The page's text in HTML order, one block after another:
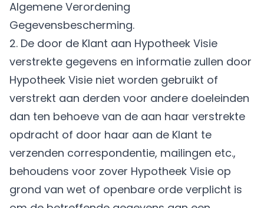
Algemene Verordening
Gegevensbescherming.
2. De door de Klant aan Hypotheek Visie
verstrekte gegevens en informatie zullen door
Hypotheek Visie niet worden gebruikt of
verstrekt aan derden voor andere doeleinden
dan ten behoeve van de aan haar verstrekte
opdracht of door haar aan de Klant te
verzenden correspondentie, mailingen etc.,
behoudens voor zover Hypotheek Visie op
grond van wet of openbare orde verplicht is